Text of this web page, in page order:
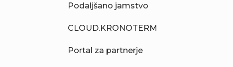
Podaljšano jamstvo
CLOUD.KRONOTERM
Portal za partnerje